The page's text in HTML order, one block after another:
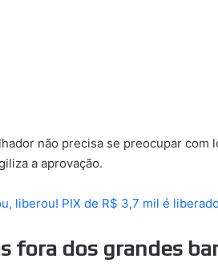
não precisa se preocupar
a aprovação.
liberou! PIX de R$ 3,7 mil é
fora dos grandes